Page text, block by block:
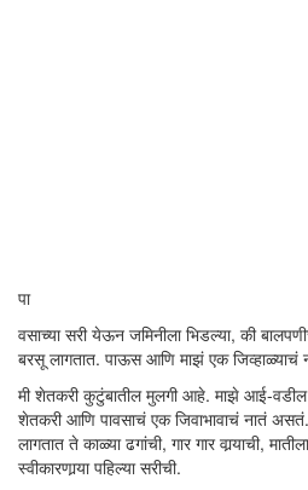
पा
वसाच्या सरी येऊन जमिनीला भिडल्या, की
बरसू लागतात. पाऊस आणि माझं एक जिव्हाळ्याचं
मी शेतकरी कुटुंबातील मुलगी आहे. माझे आई-वडील
शेतकरी आणि पावसाचं एक जिवाभावाचं नातं
लागतात ते काळ्या ढगांची, गार गार वार्‍याची,
स्वीकारणार्‍या पहिल्या सरीची.